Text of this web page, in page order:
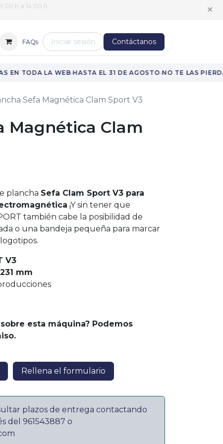
h a 14:00 h ✕
FAQs Iniciar sesión Contáctanos
EN TODA LA WEB·HASTA EL 31 DE AGOSTO·NO TE LAS
Sefa Magnética Clam Sport V3
Magnética Clam
plancha Sefa Clam Sport V3 para
¡Y sin tener que
también cabe la posibilidad de
o una bandeja pequeña para marcar
V3
mm
esta máquina? Podemos
Rellena el formulario
plazos de entrega contactando
del 961543887 o